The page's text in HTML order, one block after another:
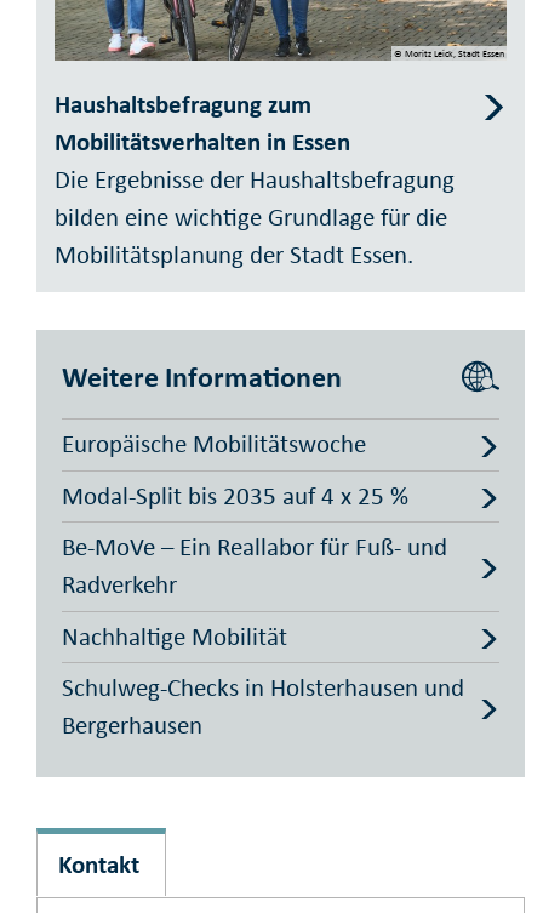
© Moritz Leick, Stadt Essen
Haushaltsbefragung zum
Mobilitätsverhalten in Essen
Die Ergebnisse der Haushaltsbefragung
bilden eine wichtige Grundlage für die
Mobilitätsplanung der Stadt Essen.
Weitere Informationen
Europäische Mobilitätswoche
Modal-Split bis 2035 auf 4 x 25 %
Be-MoVe – Ein Reallabor für Fuß- und
Radverkehr
Nachhaltige Mobilität
Schulweg-Checks in Holsterhausen und
Bergerhausen
Kontakt